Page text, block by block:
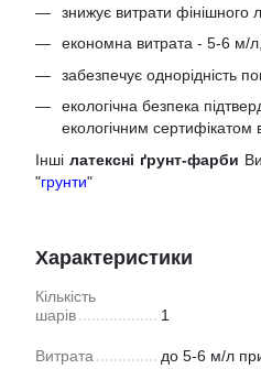
знижує витрати фінішного
економна витрата - 5-6 м/
забезпечує однорідність
екологічна безпека
екологічним сертифікатом
Іншілатексні ґрунт-фарби
"грунти"
Характеристики
Кількість
шарів
1
Витрата до 5-6 м/л